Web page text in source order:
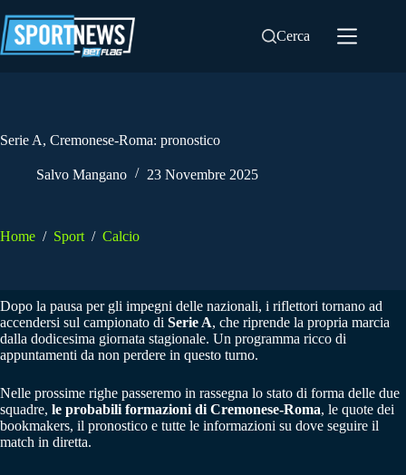
al
contenuto
Cerca
Serie A, Cremonese-Roma: pronostico
Salvo Mangano 23 Novembre 2025
Home / Sport / Calcio
Dopo la pausa per gli impegni delle nazionali, i riflettori tornano ad
accendersi sul campionato di Serie A, che riprende la propria marcia
dalla dodicesima giornata stagionale. Un programma ricco di
appuntamenti da non perdere in questo turno.
Nelle prossime righe passeremo in rassegna lo stato di forma delle due
squadre, le probabili formazioni di Cremonese-Roma, le quote dei
bookmakers, il pronostico e tutte le informazioni su dove seguire il
match in diretta.